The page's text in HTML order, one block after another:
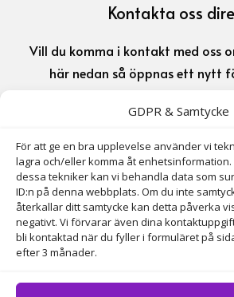
GDPR & Samtycke
För att ge en bra upplevelse använder vi
lagra och/eller komma åt enhetsinformation.
dessa tekniker kan vi behandla data som
ID:n på denna webbplats. Om du inte
återkallar ditt samtycke kan detta påverka
negativt. Vi förvarar även dina
bli kontaktad när du fyller i formuläret på
efter 3 månader.
Kontakta oss
Vill du komma i kontakt med oss
här nedan så öppnas ett nytt
070-716 72 72

Adress
Östergatan 9, 735 32